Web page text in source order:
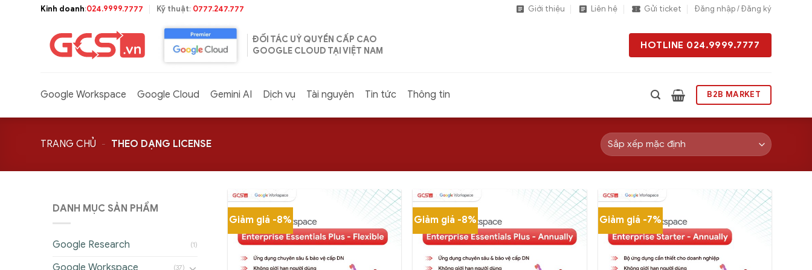
Kinh doanh:024.9999.7777 Kỹ thuật: 0777.247.777 Giới thiệu Liên hệ Gửi ticket Đăng nhập / Đăng ký
ĐỐI TÁC UỶ QUYỀN CẤP CAO
GOOGLE CLOUD TẠI VIỆT NAM
HOTLINE 024.9999.7777
Google Workspace Google Cloud Gemini AI Dịch vụ Tài nguyên Tin tức Thông tin B2B MARKET
TRANG CHỦ - THEO DẠNG LICENSE
DANH MỤC SẢN PHẨM
Google Research (1)
(37)
Giảm giá -8% Giảm giá -8% Giảm giá -7%